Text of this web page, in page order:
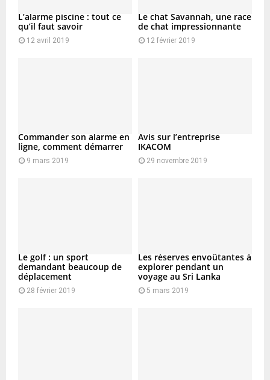
L’alarme piscine : tout ce
qu’il faut savoir
12 avril 2019
Le chat Savannah, une race
de chat impressionnante
12 février 2019
Commander son alarme en
ligne, comment démarrer
9 mars 2019
Avis sur l’entreprise
IKACOM
29 novembre 2019
Le golf : un sport
demandant beaucoup de
déplacement
28 février 2019
Les réserves envoûtantes à
explorer pendant un
voyage au Sri Lanka
5 mars 2019